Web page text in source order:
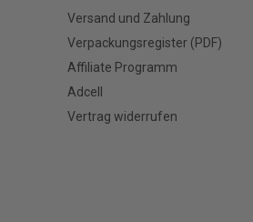
Versand und Zahlung
Verpackungsregister (PDF)
Affiliate Programm
Adcell
Vertrag widerrufen